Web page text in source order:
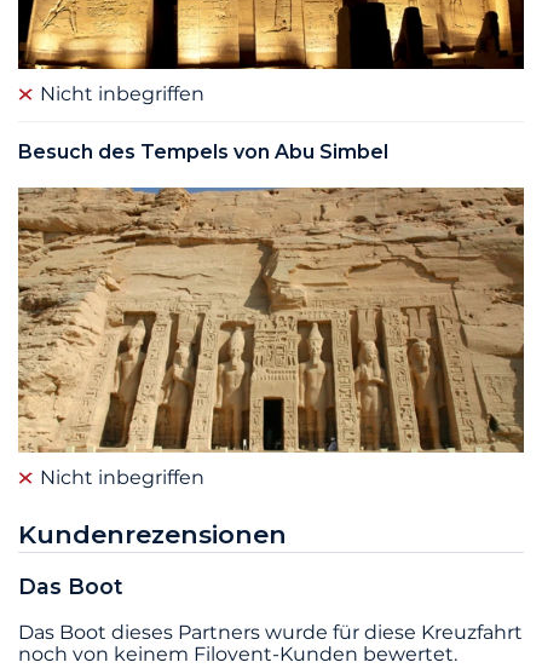
Nicht inbegriffen
Besuch des Tempels von Abu Simbel
Nicht inbegriffen
Kundenrezensionen
Das Boot
Das Boot dieses Partners wurde für diese Kreuzfahrt
noch von keinem Filovent-Kunden bewertet.